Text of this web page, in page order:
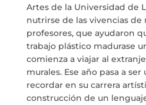
Artes de la Universidad de
nutrirse de las vivencias de
profesores, que ayudaron
trabajo plástico madurase
comienza a viajar al
murales. Ese año pasa a ser
recordar en su carrera
construcción de un